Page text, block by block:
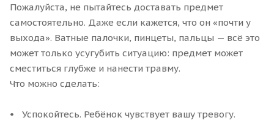
Пожалуйста, не пытайтесь доставать предмет
самостоятельно. Даже если кажется, что он «почти у
выхода». Ватные палочки, пинцеты, пальцы — всё это
может только усугубить ситуацию: предмет может
сместиться глубже и нанести травму.
Что можно сделать:
Успокойтесь. Ребёнок чувствует вашу тревогу.